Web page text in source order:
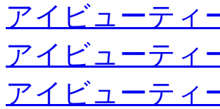
アイビューティ
アイビューティ
アイビューティ